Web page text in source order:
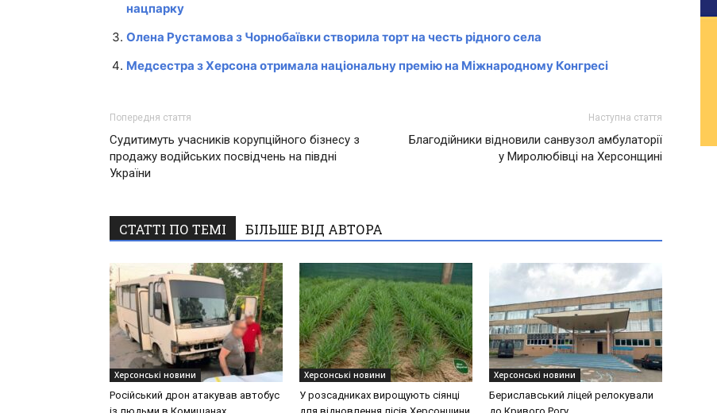
нацпарку
Олена Рустамова з Чорнобаївки створила торт на честь рідного села
Медсестра з Херсона отримала національну премію на Міжнародному Конгресі
Попередня стаття
Судитимуть учасників корупційного бізнесу з
продажу водійських посвідчень на півдні
України
Наступна стаття
Благодійники відновили санвузол амбулаторії
у Миролюбівці на Херсонщині
СТАТТІ ПО ТЕМІ БІЛЬШЕ ВІД АВТОРА
Херсонські новини
Російський дрон атакував автобус
Херсонські новини
У розсадниках вирощують сіянці
Херсонські новини
Бериславський ліцей релокували